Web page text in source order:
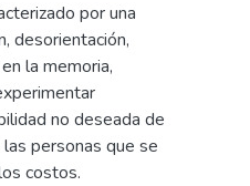
por una
desorientación,
la memoria,
no deseada de
personas que se
costos.